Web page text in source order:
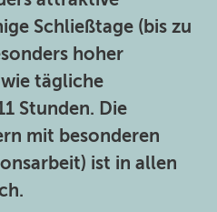
Schließtage (bis zu
hoher
tägliche
Stunden. Die
mit besonderen
ist in allen